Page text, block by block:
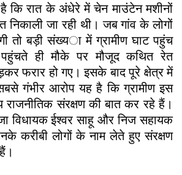
है कि रात के अंधेरे में चेन माउंटेन मशीनों
जा रही थी। जब गांव के लोगों
तो बड़ी संख्या में ग्रामीण घाट पहुंच
ही मौके पर मौजूद कथित रेत
फरार हो गए। इसके बाद पूरे क्षेत्र में
गंभीर आरोप यह है कि ग्रामीण इस
राजनीतिक संरक्षण की बात कर रहे हैं।
विधायक ईश्वर साहू और निज सहायक
करीबी लोगों के नाम लेते हुए संरक्षण